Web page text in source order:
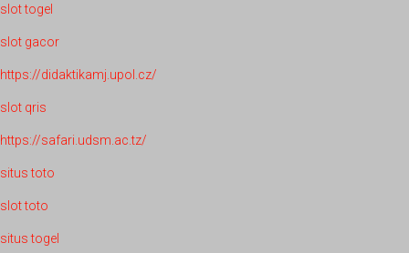
slot togel
slot gacor
https://didaktikamj.upol.cz/
slot qris
https://safari.udsm.ac.tz/
situs toto
slot toto
situs togel